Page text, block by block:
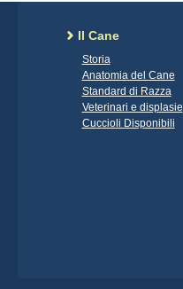
Il Cane
Storia
Anatomia del Cane
Standard di Razza
Veterinari e displasie
Cuccioli Disponibili